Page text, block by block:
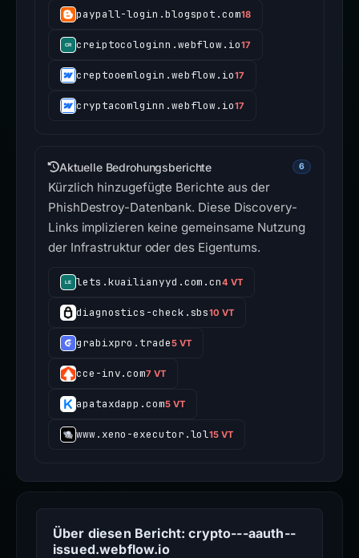
paypall-login.blogspot.com18
creiptocologinn.webflow.io17
creptooemlogin.webflow.io17
cryptacomlginn.webflow.io17
Aktuelle Bedrohungsberichte 6
Kürzlich hinzugefügte Berichte aus der
PhishDestroy-Datenbank. Diese Discovery-
Links implizieren keine gemeinsame Nutzung
der Infrastruktur oder des Eigentums.
lets.kuailianyyd.com.cn4 VT
diagnostics-check.sbs10 VT
grabixpro.trade5 VT
cce-inv.com7 VT
apataxdapp.com5 VT
www.xeno-executor.lol15 VT
Über diesen Bericht: crypto---aauth--
issued.webflow.io